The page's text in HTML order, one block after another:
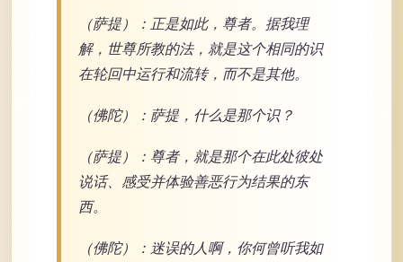
（萨提）：正是如此，尊者。据我理
解，世尊所教的法，就是这个相同的识
在轮回中运行和流转，而不是其他。
（佛陀）：萨提，什么是那个识？
（萨提）：尊者，就是那个在此处彼处
说话、感受并体验善恶行为结果的东
西。
（佛陀）：迷误的人啊，你何曾听我如